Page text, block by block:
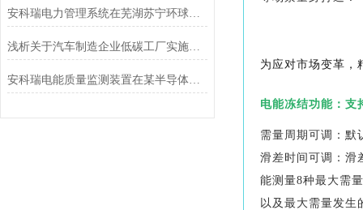
安科瑞电力管理系统在芜湖苏宁环球酒店的研究及应用
浅析关于汽车制造企业低碳工厂实施路径
安科瑞电能质量监测装置在某半导体公司的应用
为应对市场变革，
电能冻结功能：支
需量周期可调：默
滑差时间 可调：滑
能测量8种最大需
以及最大需量发生